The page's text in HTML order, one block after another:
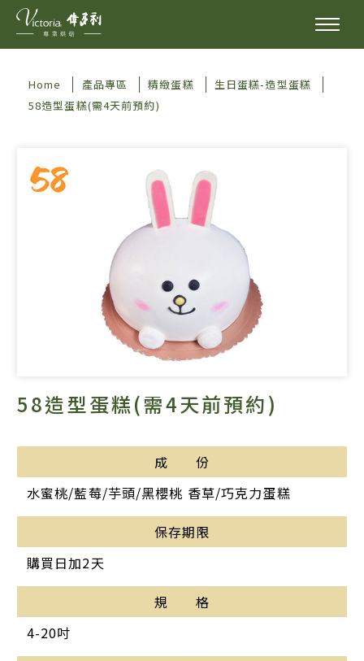
Home 產品專區 精緻蛋糕
生日蛋糕-造型蛋糕
58造型蛋糕(需4天前預約)
58造型蛋糕(需4天前預約)
成 份
水蜜桃/藍莓/芋頭/黑櫻桃 香草/巧克力蛋糕
保存期限
購買日加2天
規 格
4-20吋